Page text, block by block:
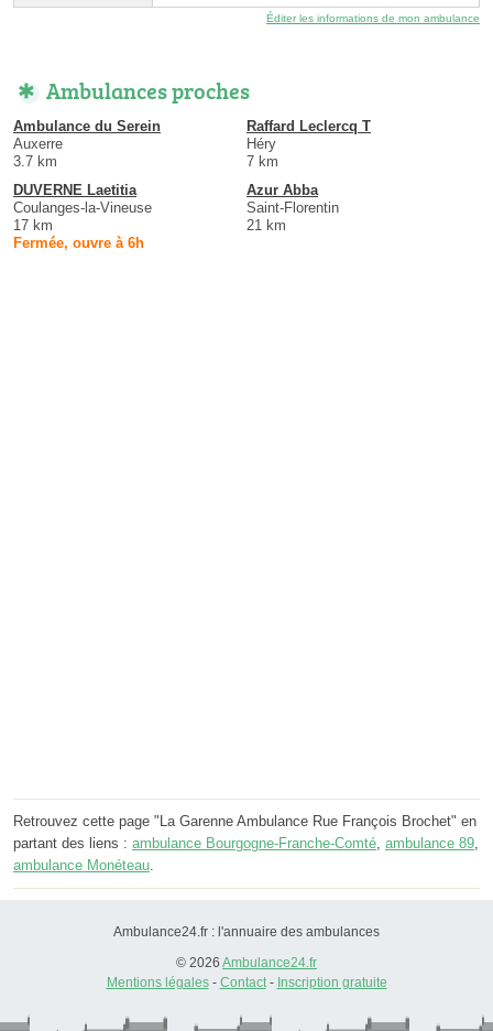
Éditer les informations de mon ambulance
Ambulances proches
Ambulance du Serein
Auxerre
3.7 km
Raffard Leclercq T
Héry
7 km
DUVERNE Laetitia
Coulanges-la-Vineuse
17 km
Fermée, ouvre à 6h
Azur Abba
Saint-Florentin
21 km
Retrouvez cette page "La Garenne Ambulance Rue François Brochet" en
partant des liens : ambulance Bourgogne-Franche-Comté, ambulance 89,
ambulance Monéteau.
Ambulance24.fr : l'annuaire des ambulances
© 2026 Ambulance24.fr
Mentions légales- Contact- Inscription gratuite